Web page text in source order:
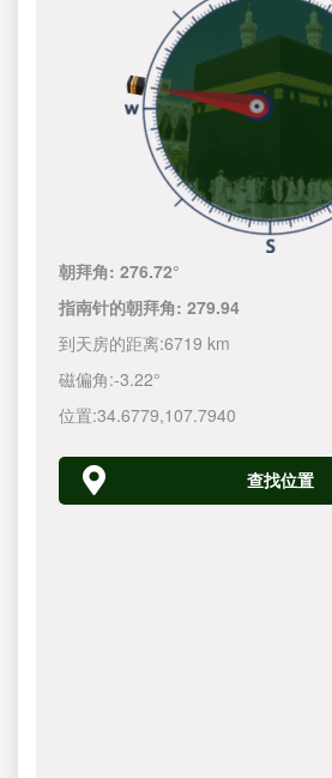
朝拜角:276.72°
指南针的朝拜角:279.94
到天房的距离:6719 km
磁偏角:-3.22°
位置:34.6779,107.7940
查找位置